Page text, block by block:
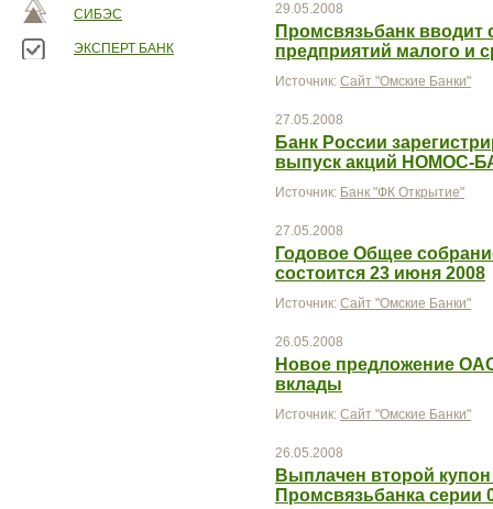
СИБЭС
ЭКСПЕРТ БАНК
29.05.2008
Промсвязьбанк
предприятий малого и
Источник: Сайт "Омские Банки"
27.05.2008
Банк России
выпуск акций НОМОС-
Источник: Банк "ФК Открытие"
27.05.2008
Годовое Общее
состоится 23 июня 2008
Источник: Сайт "Омские Банки"
26.05.2008
Новое предложение
вклады
Источник: Сайт "Омские Банки"
26.05.2008
Выплачен второй
Промсвязьбанка серии